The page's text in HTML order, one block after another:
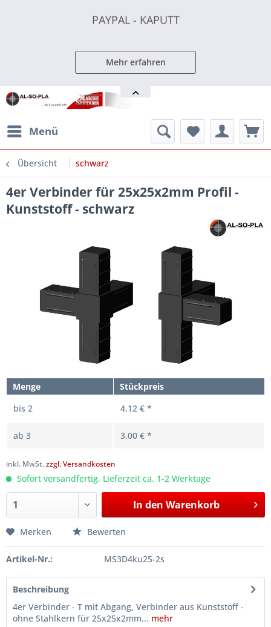
PAYPAL - KAPUTT
Mehr erfahren
Menü
Übersicht schwarz
4er Verbinder für 25x25x2mm Profil -
Kunststoff - schwarz
Menge
Stückpreis
bis 2 4,12 € *
ab 3 3,00 € *
inkl. MwSt.zzgl. Versandkosten
Sofort versandfertig, Lieferzeit ca. 1-2 Werktage
In den Warenkorb
Merken Bewerten
Artikel-Nr.: MS3D4ku25-2s
Beschreibung
4er Verbinder - T mit Abgang, Verbinder aus Kunststoff -
ohne Stahlkern für 25x25x2mm... mehr